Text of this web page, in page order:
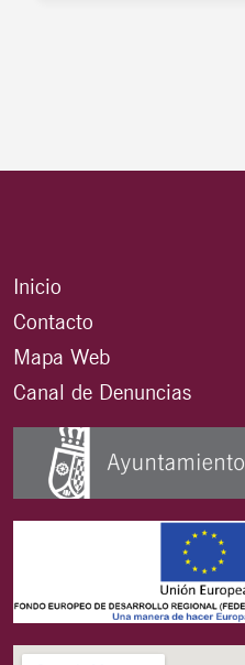
Inicio
Contacto
Mapa Web
Canal de Denuncias